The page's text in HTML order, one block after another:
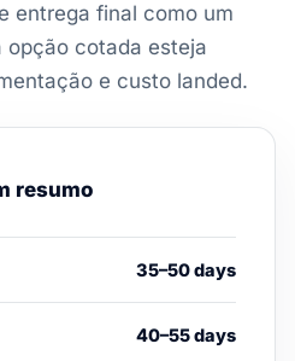
entrega final como um
opção cotada esteja
e custo landed.
resumo
35–50 days
40–55 days